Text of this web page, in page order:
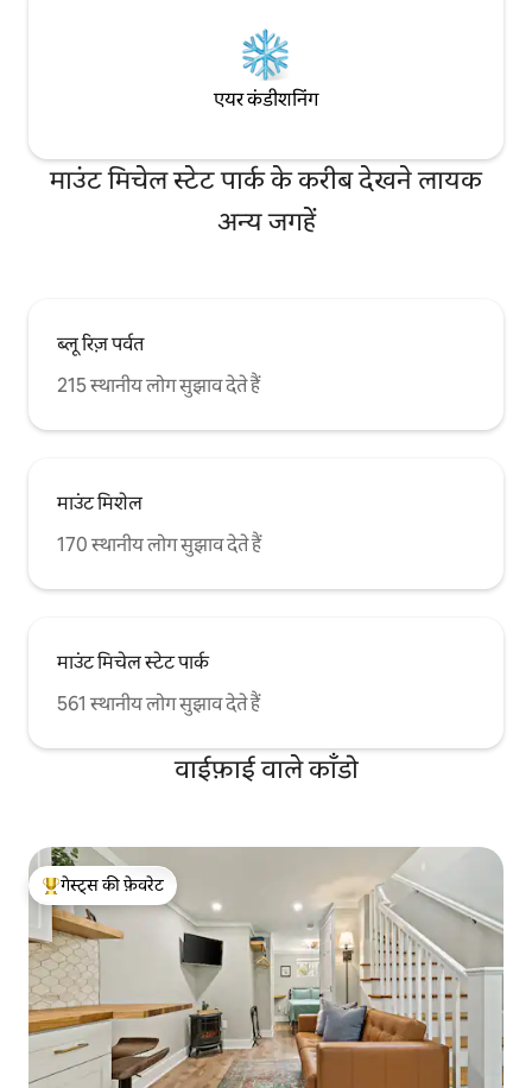
एयर कंडीशनिंग
माउंट मिचेल स्टेट पार्क के करीब देखने लायक
अन्य जगहें
ब्लू रिज़ पर्वत
215 स्थानीय लोग सुझाव देते हैं
माउंट मिशेल
170 स्थानीय लोग सुझाव देते हैं
माउंट मिचेल स्टेट पार्क
561 स्थानीय लोग सुझाव देते हैं
वाईफ़ाई वाले काँडो
गेस्ट्स का टॉप फ़ेवरेट
गेस्ट्स की फ़ेवरेट